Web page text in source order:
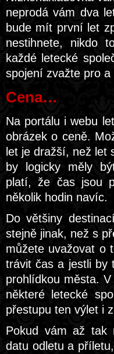
neprodá vám dva
bude mít první let
nestihnete, nikdo
každé letecké
spojení zvažte pro
Cena…
Na portálu i webu
obrázek o ceně.
let je dražší, než let
by logicky měly
platí, že čas jsou
několik hodin navíc.
Do většiny
stejně jinak, než s
můžete uvažovat o
trávit čas a jestli by
prohlídkou města.
některé letecké
přestupu ten výlet i
Pokud vám až tak
datu odletu a